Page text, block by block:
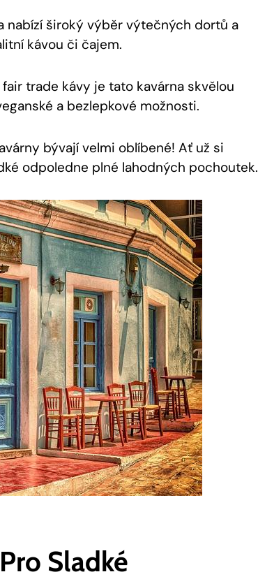
nabízí široký výběr výtečných dortů a
kávou či čajem.
trade kávy je tato kavárna skvělou
a bezlepkové možnosti.
bývají velmi oblíbené! Ať už si
odpoledne plné lahodných pochoutek.
Sladké